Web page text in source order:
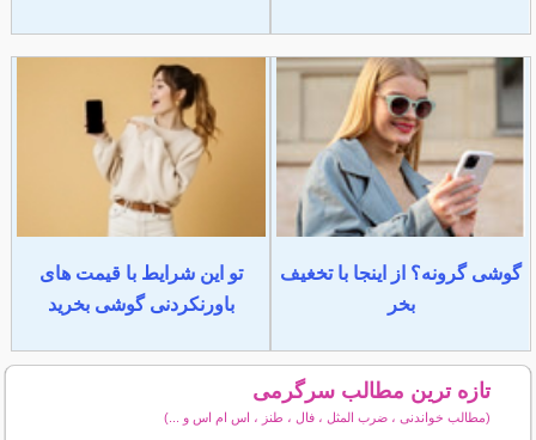
گوشی گرونه؟ از اینجا با تخغیف
بخر
تو این شرایط با قیمت های
باورنکردنی گوشی بخرید
تازه ترین مطالب سرگرمی
(مطالب خواندنی ، ضرب المثل ، فال ، طنز ، اس ام اس و ...)